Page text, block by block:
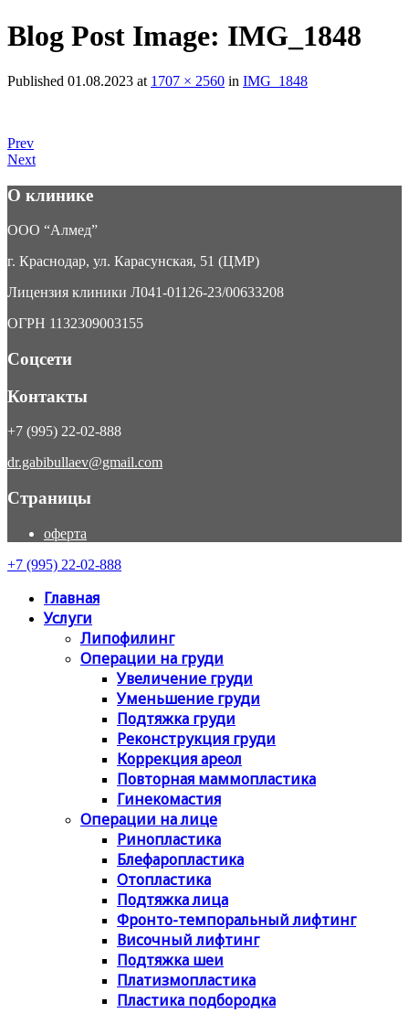
Blog Post Image: IMG_1848
Published 01.08.2023 at 1707 × 2560 in IMG_1848
Prev
Next
О клинике
ООО “Алмед”
г. Краснодар, ул. Карасунская, 51 (ЦМР)
Лицензия клиники Л041-01126-23/00633208
ОГРН 1132309003155
Соцсети
Контакты
+7 (995) 22-02-888
dr.gabibullaev@gmail.com
Страницы
оферта
+7 (995) 22-02-888
Главная
Услуги
Липофилинг
Операции на груди
Увеличение груди
Уменьшение груди
Подтяжка груди
Реконструкция груди
Коррекция ареол
Повторная маммопластика
Гинекомастия
Операции на лице
Ринопластика
Блефаропластика
Отопластика
Подтяжка лица
Фронто-темпоральный лифтинг
Височный лифтинг
Подтяжка шеи
Платизмопластика
Пластика подбородка